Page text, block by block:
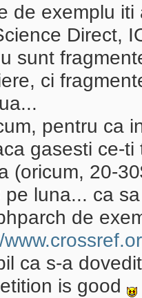
de exemplu
Direct,
sunt
ci
pentru ca
gasesti ce-
(oricum, 20-
luna... ca
de
ca s-a
is good